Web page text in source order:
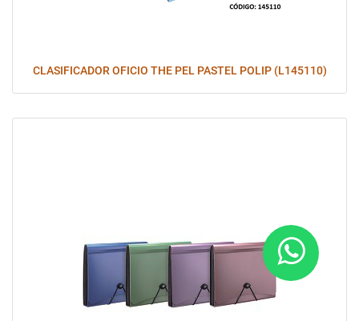
CLASIFICADOR OFICIO THE PEL PASTEL POLIP (L145110)